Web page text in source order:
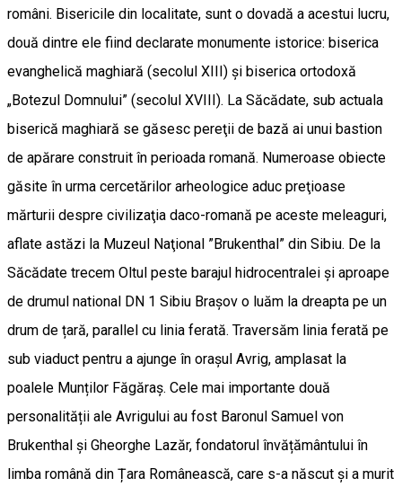
români. Bisericile din localitate, sunt o dovadă a acestui lucru,
două dintre ele fiind declarate monumente istorice: biserica
evanghelică maghiară (secolul XIII) și biserica ortodoxă
„Botezul Domnului” (secolul XVIII). La Săcădate, sub actuala
biserică maghiară se găsesc pereţii de bază ai unui bastion
de apărare construit în perioada romană. Numeroase obiecte
găsite în urma cercetărilor arheologice aduc preţioase
mărturii despre civilizaţia daco-romană pe aceste meleaguri,
aflate astăzi la Muzeul Naţional ”Brukenthal” din Sibiu. De la
Săcădate trecem Oltul peste barajul hidrocentralei și aproape
de drumul national DN 1 Sibiu Brașov o luăm la dreapta pe un
drum de țară, parallel cu linia ferată. Traversăm linia ferată pe
sub viaduct pentru a ajunge în orașul Avrig, amplasat la
poalele Munților Făgăraș. Cele mai importante două
personalității ale Avrigului au fost Baronul Samuel von
Brukenthal și Gheorghe Lazăr, fondatorul învățământului în
limba română din Țara Românească, care s-a născut și a murit